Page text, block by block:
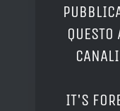
IT'S